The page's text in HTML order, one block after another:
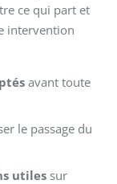
ce qui part et
intervention
avant toute
le passage du
utiles sur